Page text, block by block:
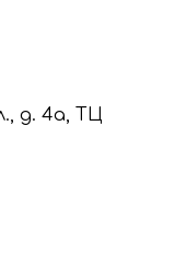
д. 4а, ТЦ